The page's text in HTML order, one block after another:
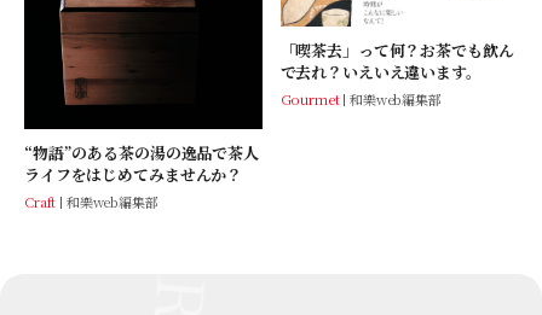
“物語”のある茶の湯の逸品で茶人
ライフをはじめてみませんか？
Craft 和樂web編集部
「喫茶去」って何？お茶でも飲ん
で去れ？いえいえ違います。
Gourmet 和樂web編集部